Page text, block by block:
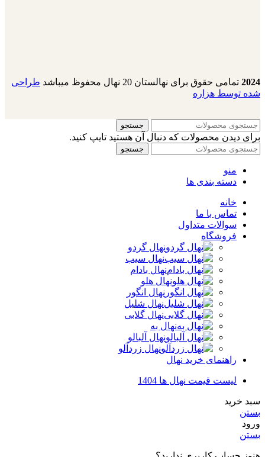
2024 تمامی حقوق برای نهالستان 20 نهال محفوظ میباشد
طراحی
شده توسط هزاره
جستجو
برای دیدن محصولات که دنبال آن هستید تایپ کنید.
جستجو
منو
دسته بندی ها
خانه
تماس با ما
سوالات متداول
فروشگاه
نهال گردو
نهال سیب
نهال بادام
نهال هلو
نهال انگور
نهال شلیل
نهال گلابی
نهال به
نهال آلبالو
نهال زردآلو
راهنمای خرید نهال
لیست قیمت نهال ها 1404
سبد خرید
بستن
ورود
بستن